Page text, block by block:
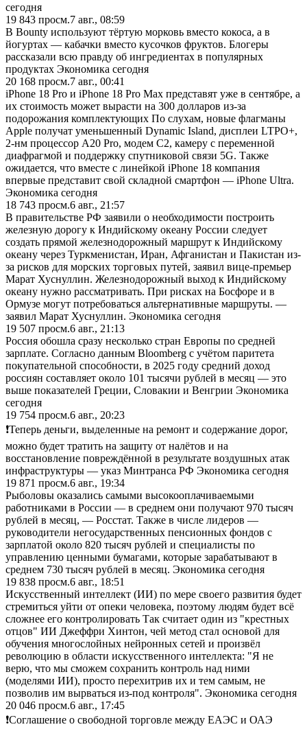
сегодня
19 843 просм.7 авг., 08:59
В Bounty используют тёртую морковь вместо кокоса, а в
йогуртах — кабачки вместо кусочков фруктов. Блогеры
рассказали всю правду об ингредиентах в популярных
продуктах Экономика сегодня
20 168 просм.7 авг., 00:41
iPhone 18 Pro и iPhone 18 Pro Max представят уже в сентябре, а
их стоимость может вырасти на 300 долларов из-за
подорожания комплектующих По слухам, новые флагманы
Apple получат уменьшенный Dynamic Island, дисплеи LTPO+,
2-нм процессор A20 Pro, модем C2, камеру с переменной
диафрагмой и поддержку спутниковой связи 5G. Также
ожидается, что вместе с линейкой iPhone 18 компания
впервые представит свой складной смартфон — iPhone Ultra.
Экономика сегодня
18 743 просм.6 авг., 21:57
В правительстве РФ заявили о необходимости построить
железную дорогу к Индийскому океану России следует
создать прямой железнодорожный маршрут к Индийскому
океану через Туркменистан, Иран, Афганистан и Пакистан из-
за рисков для морских торговых путей, заявил вице-премьер
Марат Хуснуллин. Железнодорожный выход к Индийскому
океану нужно рассматривать. При рисках на Босфоре и в
Ормузе могут потребоваться альтернативные маршруты. —
заявил Марат Хуснуллин. Экономика сегодня
19 507 просм.6 авг., 21:13
Россия обошла сразу несколько стран Европы по средней
зарплате. Согласно данным Bloomberg с учётом паритета
покупательной способности, в 2025 году средний доход
россиян составляет около 101 тысячи рублей в месяц — это
выше показателей Греции, Словакии и Венгрии Экономика
сегодня
19 754 просм.6 авг., 20:23
❗️Теперь деньги, выделенные на ремонт и содержание дорог,
можно будет тратить на защиту от налётов и на
восстановление повреждённой в результате воздушных атак
инфраструктуры — указ Минтранса РФ Экономика сегодня
19 871 просм.6 авг., 19:34
Рыболовы оказались самыми высокооплачиваемыми
работниками в России — в среднем они получают 970 тысяч
рублей в месяц, — Росстат. Также в числе лидеров —
руководители негосударственных пенсионных фондов с
зарплатой около 820 тысяч рублей и специалисты по
управлению ценными бумагами, которые зарабатывают в
среднем 730 тысяч рублей в месяц. Экономика сегодня
19 838 просм.6 авг., 18:51
Искусственный интеллект (ИИ) по мере своего развития будет
стремиться уйти от опеки человека, поэтому людям будет всë
сложнее его контролировать Так считает один из "крестных
отцов" ИИ Джеффри Хинтон, чей метод стал основой для
обучения многослойных нейронных сетей и произвёл
революцию в области искусственного интеллекта: "Я не
верю, что мы сможем сохранить контроль над ними
(моделями ИИ), просто перехитрив их и тем самым, не
позволив им вырваться из-под контроля". Экономика сегодня
20 046 просм.6 авг., 17:45
❗️Соглашение о свободной торговле между ЕАЭС и ОАЭ